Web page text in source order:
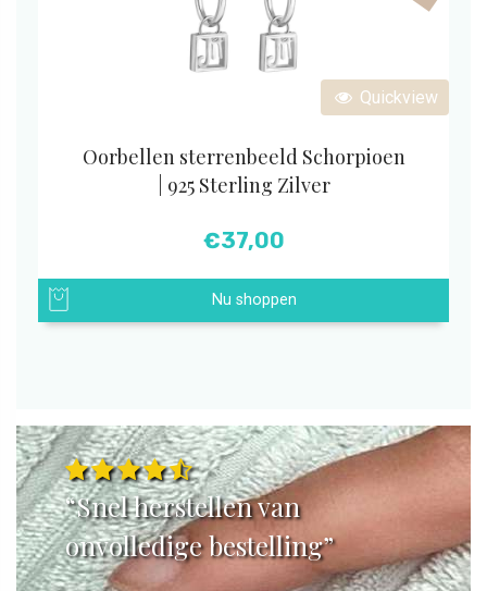
Quickview
Oorbellen sterrenbeeld Schorpioen
| 925 Sterling Zilver
€37,00
Nu shoppen
“Snel herstellen van
onvolledige bestelling”